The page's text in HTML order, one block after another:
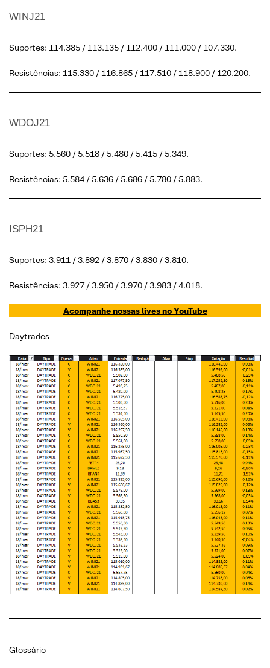
WINJ21
Suportes: 114.385 / 113.135 / 112.400 / 111.000 / 107.330.
Resistências: 115.330 / 116.865 / 117.510 / 118.900 / 120.200.
WDOJ21
Suportes: 5.560 / 5.518 / 5.480 / 5.415 / 5.349.
Resistências: 5.584 / 5.636 / 5.686 / 5.780 / 5.883.
ISPH21
Suportes: 3.911 / 3.892 / 3.870 / 3.830 / 3.810.
Resistências: 3.927 / 3.950 / 3.970 / 3.983 / 4.018.
Acompanhe nossas lives no YouTube
Daytrades
Glossário